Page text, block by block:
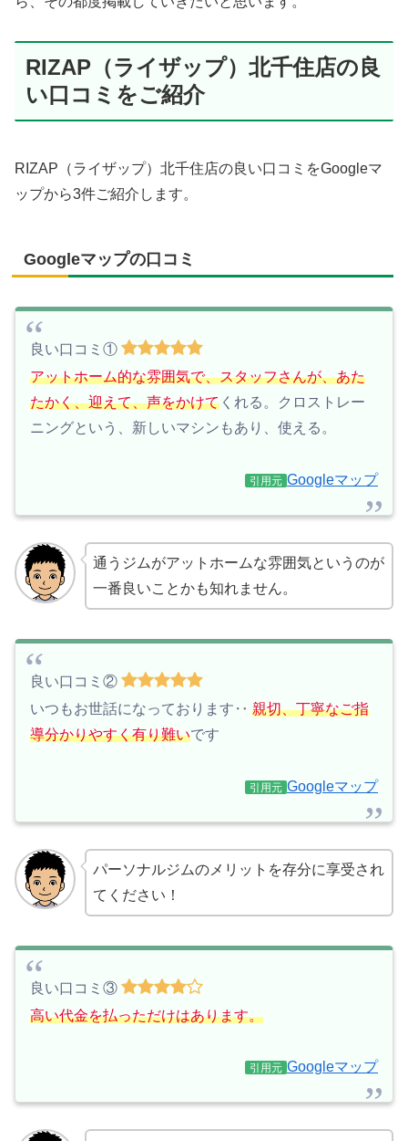
RIZAP（ライザップ）北千住店の良
い口コミをご紹介
RIZAP（ライザップ）北千住店の良い口コミをGoogleマ
ップから3件ご紹介します。
Googleマップの口コミ
良い口コミ①
アットホーム的な雰囲気で、スタッフさんが、あた
たかく、迎えて、声をかけて くれる。クロストレー
ニングという、新しいマシンもあり、使える。
引用元 Googleマップ
通うジムがアットホームな雰囲気というのが
一番良いことかも知れません。
良い口コミ②
いつもお世話になっております‥ 親切、丁寧なご指
導分かりやすく有り難いです
引用元 Googleマップ
パーソナルジムのメリットを存分に享受され
てください！
良い口コミ③
高い代金を払っただけはあります。
引用元 Googleマップ